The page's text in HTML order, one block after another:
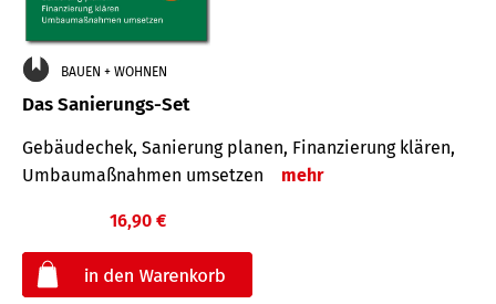
BAUEN + WOHNEN
Das Sanierungs-Set
Gebäudechek, Sanierung planen, Finanzierung klären,
Umbaumaßnahmen umsetzen
mehr
16,90 €